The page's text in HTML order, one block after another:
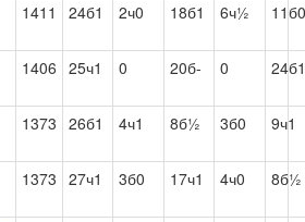
1411 24б1 2ч0 18б1 6ч½ 11б0
1406 25ч1 0 20б- 0 24б1
1373 26б1 4ч1 8б½ 3б0 9ч1
1373 27ч1 3б0 17ч1 4ч0 8б½